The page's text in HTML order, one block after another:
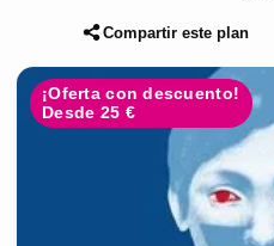
Compartir este plan
¡Oferta con descuento!
Desde 25 €